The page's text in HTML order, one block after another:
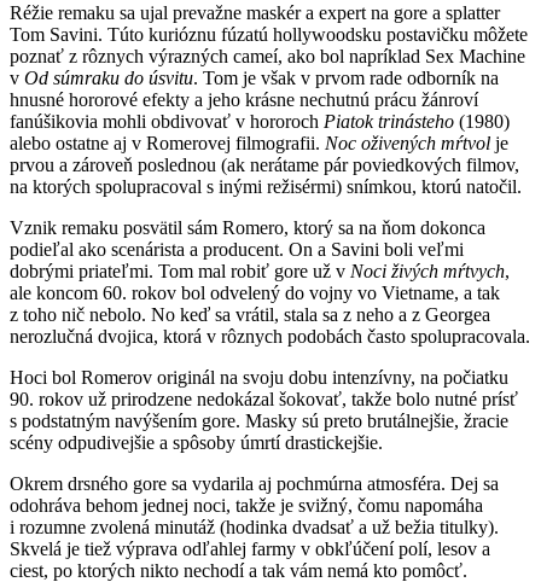
Réžie remaku sa ujal prevažne maskér a expert na gore a splatter
Tom Savini. Túto kurióznu fúzatú hollywoodsku postavičku môžete
poznať z rôznych výrazných cameí, ako bol napríklad Sex Machine
v Od súmraku do úsvitu. Tom je však v prvom rade odborník na
hnusné hororové efekty a jeho krásne nechutnú prácu žánroví
fanúšikovia mohli obdivovať v hororoch Piatok trinásteho (1980)
alebo ostatne aj v Romerovej filmografii. Noc oživených mŕtvol je
prvou a zároveň poslednou (ak nerátame pár poviedkových filmov,
na ktorých spolupracoval s inými režisérmi) snímkou, ktorú natočil.
Vznik remaku posvätil sám Romero, ktorý sa na ňom dokonca
podieľal ako scenárista a producent. On a Savini boli veľmi
dobrými priateľmi. Tom mal robiť gore už v Noci živých mŕtvych,
ale koncom 60. rokov bol odvelený do vojny vo Vietname, a tak
z toho nič nebolo. No keď sa vrátil, stala sa z neho a z Georgea
nerozlučná dvojica, ktorá v rôznych podobách často spolupracovala.
Hoci bol Romerov originál na svoju dobu intenzívny, na počiatku
90. rokov už prirodzene nedokázal šokovať, takže bolo nutné prísť
s podstatným navýšením gore. Masky sú preto brutálnejšie, žracie
scény odpudivejšie a spôsoby úmrtí drastickejšie.
Okrem drsného gore sa vydarila aj pochmúrna atmosféra. Dej sa
odohráva behom jednej noci, takže je svižný, čomu napomáha
i rozumne zvolená minutáž (hodinka dvadsať a už bežia titulky).
Skvelá je tiež výprava odľahlej farmy v obkľúčení polí, lesov a
ciest, po ktorých nikto nechodí a tak vám nemá kto pomôcť.